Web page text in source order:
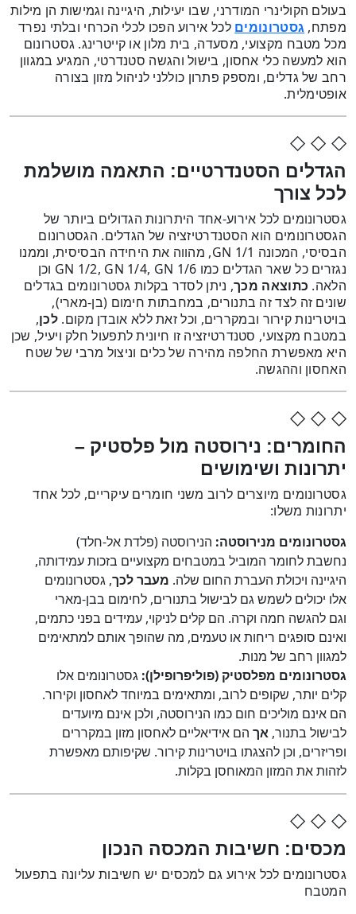
בעולם הקולינרי המודרני, שבו יעילות, היגיינה וגמישות הן מילות
מפתח, גסטרונומיםלכל אירוע הפכו לכלי הכרחי ובלתי נפרד
מכל מטבח מקצועי, מסעדה, בית מלון או קייטרינג. גסטרונום
הוא למעשה כלי אחסון, בישול והגשה סטנדרטי, המגיע במגוון
רחב של גדלים, ומספק פתרון כוללני לניהול מזון בצורה
אופטימלית.
◇ ◇ ◇
הגדלים הסטנדרטיים: התאמה מושלמת
לכל צורך
גסטרונומים לכל אירוע-אחד היתרונות הגדולים ביותר של
הגסטרונומים הוא הסטנדרטיזציה של הגדלים. הגסטרונום
הבסיסי, המכונה GN 1/1, מהווה את היחידה הבסיסית, וממנו
נגזרים כל שאר הגדלים כמו GN 1/2, GN 1/4, GN 1/6 וכן
הלאה. כתוצאה מכך, ניתן לסדר בקלות גסטרונומים בגדלים
שונים זה לצד זה בתנורים, במחבתות חימום (בן-מארי),
בויטרינות קירור ובמקררים, וכל זאת ללא אובדן מקום. לכן,
במטבח מקצועי, סטנדרטיזציה זו חיונית לתפעול חלק ויעיל, שכן
היא מאפשרת החלפה מהירה של כלים וניצול מרבי של שטח
האחסון וההגשה.
◇ ◇ ◇
החומרים: נירוסטה מול פלסטיק –
יתרונות ושימושים
גסטרונומים מיוצרים לרוב משני חומרים עיקריים, לכל אחד
יתרונות משלו:
גסטרונומים מנירוסטה:הנירוסטה (פלדת אל-חלד)
נחשבת לחומר המוביל במטבחים מקצועיים בזכות עמידותה,
היגיינה ויכולת העברת החום שלה. מעבר לכך, גסטרונומים
אלו יכולים לשמש גם לבישול בתנורים, לחימום בבן-מארי
וגם להגשה חמה וקרה. הם קלים לניקוי, עמידים בפני כתמים,
ואינם סופגים ריחות או טעמים, מה שהופך אותם למתאימים
למגוון רחב של מנות.
גסטרונומים מפלסטיק (פוליפרופילן):גסטרונומים אלו
קלים יותר, שקופים לרוב, ומתאימים במיוחד לאחסון וקירור.
הם אינם מוליכים חום כמו הנירוסטה, ולכן אינם מיועדים
לבישול בתנור, אךהם אידיאליים לאחסון מזון במקררים
ופריזרים, וכן להצגתו בויטרינות קירור. שקיפותם מאפשרת
לזהות את המזון המאוחסן בקלות.
◇ ◇ ◇
מכסים: חשיבות המכסה הנכון
גסטרונומים לכל אירוע גם למכסים יש חשיבות עליונה בתפעול
המטבח